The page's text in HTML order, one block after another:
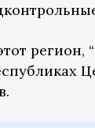
регион,